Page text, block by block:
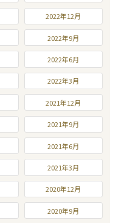
2022年12月
2022年9月
2022年6月
2022年3月
2021年12月
2021年9月
2021年6月
2021年3月
2020年12月
2020年9月